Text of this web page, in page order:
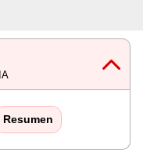
Resumen